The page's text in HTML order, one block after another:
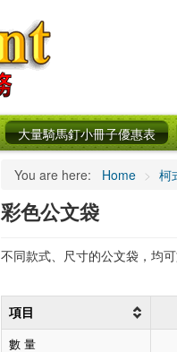
大量騎馬釘小冊子優惠表
You are here: Home > 柯
彩色公文袋
不同款式、尺寸的公文袋，均
項目
數 量